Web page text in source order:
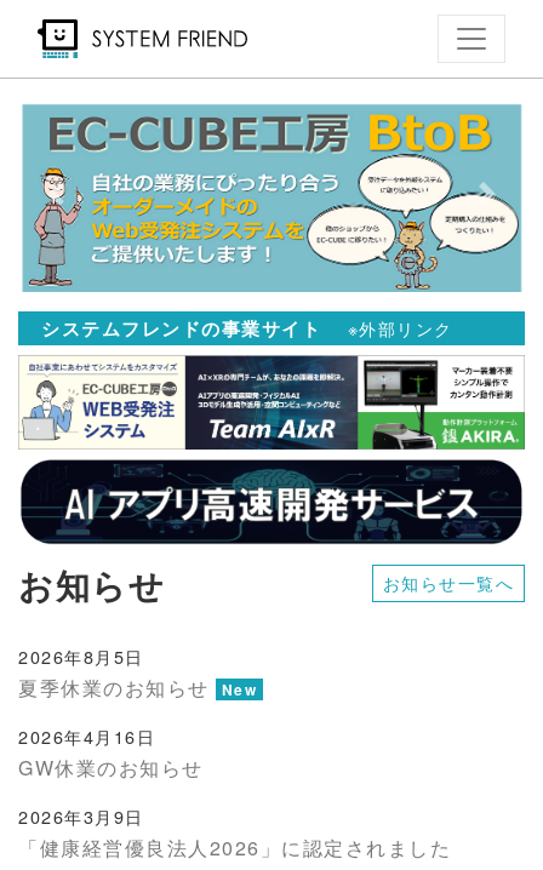
ン
動
Previous Next
システムフレンドの事業サイト ※外部リンク
お知らせ お知らせ一覧へ
2026年8月5日
夏季休業のお知らせ New
2026年4月16日
GW休業のお知らせ
2026年3月9日
「健康経営優良法人2026」に認定されました